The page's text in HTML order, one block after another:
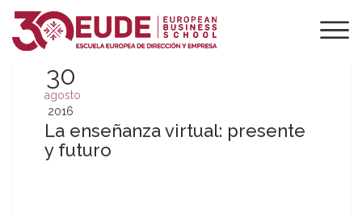
30
agosto
2016
La enseñanza virtual: presente
y futuro